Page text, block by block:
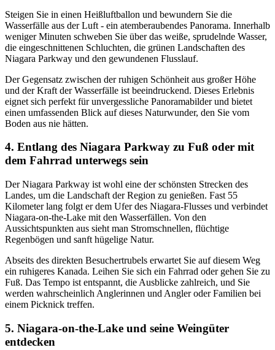
Steigen Sie in einen Heißluftballon und bewundern Sie die
Wasserfälle aus der Luft - ein atemberaubendes Panorama. Innerhalb
weniger Minuten schweben Sie über das weiße, sprudelnde Wasser,
die eingeschnittenen Schluchten, die grünen Landschaften des
Niagara Parkway und den gewundenen Flusslauf.
Der Gegensatz zwischen der ruhigen Schönheit aus großer Höhe
und der Kraft der Wasserfälle ist beeindruckend. Dieses Erlebnis
eignet sich perfekt für unvergessliche Panoramabilder und bietet
einen umfassenden Blick auf dieses Naturwunder, den Sie vom
Boden aus nie hätten.
4. Entlang des Niagara Parkway zu Fuß oder mit
dem Fahrrad unterwegs sein
Der Niagara Parkway ist wohl eine der schönsten Strecken des
Landes, um die Landschaft der Region zu genießen. Fast 55
Kilometer lang folgt er dem Ufer des Niagara-Flusses und verbindet
Niagara-on-the-Lake mit den Wasserfällen. Von den
Aussichtspunkten aus sieht man Stromschnellen, flüchtige
Regenbögen und sanft hügelige Natur.
Abseits des direkten Besuchertrubels erwartet Sie auf diesem Weg
ein ruhigeres Kanada. Leihen Sie sich ein Fahrrad oder gehen Sie zu
Fuß. Das Tempo ist entspannt, die Ausblicke zahlreich, und Sie
werden wahrscheinlich Anglerinnen und Angler oder Familien bei
einem Picknick treffen.
5. Niagara-on-the-Lake und seine Weingüter
entdecken